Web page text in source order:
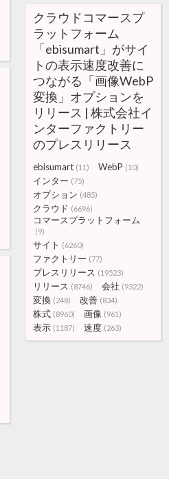
クラウドコマースプ
ラットフォーム
「ebisumart」がサイ
トの表示速度改善に
つながる「画像WebP
変換」オプションを
リリース | 株式会社イ
ンターファクトリー
のプレスリリース
ebisumart (11) WebP (10)
インター (75)
オプション (485)
クラウド (6696)
コマースプラットフォーム
(9)
サイト (6260)
ファクトリー (77)
プレスリリース (19523)
リリース (8746) 会社 (9322)
変換 (248) 改善 (834)
株式 (8960) 画像 (961)
表示 (1187) 速度 (263)